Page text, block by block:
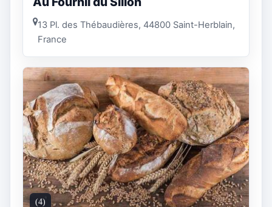
13 Pl. des Thébaudières, 44800 Saint-Herblain,
France
(4)